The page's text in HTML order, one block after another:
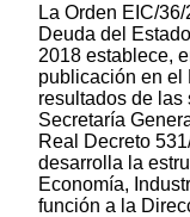
La Orden EIC/
Deuda del
2018 establece,
publicación en el
resultados de las
Secretaría
Real Decreto
desarrolla la
Economía,
función a la